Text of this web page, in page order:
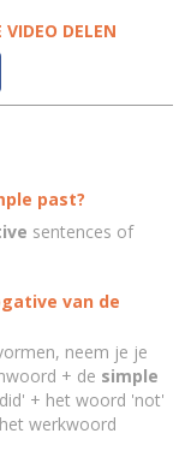
VIDEO DELEN
past?
sentences of
van de
neem je je
+ de simple
+ het woord 'not'
werkwoord